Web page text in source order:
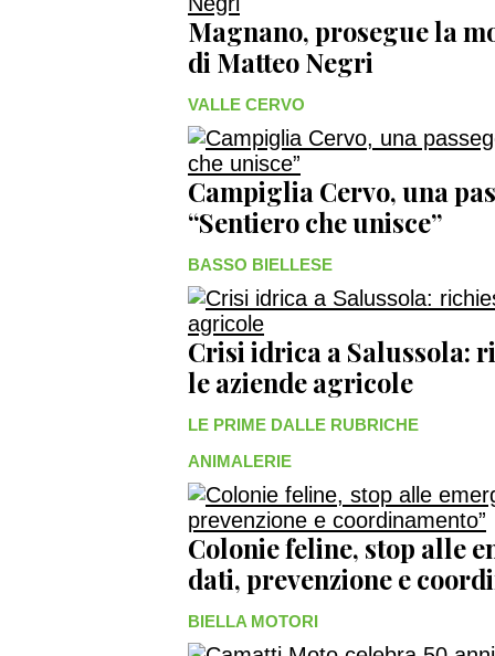
Magnano, prosegue la
di Matteo Negri
VALLE CERVO
Campiglia Cervo, una
“Sentiero che unisce”
BASSO BIELLESE
Crisi idrica a Salussola:
le aziende agricole
LE PRIME DALLE RUBRICHE
ANIMALERIE
Colonie feline, stop alle
dati, prevenzione e
BIELLA MOTORI